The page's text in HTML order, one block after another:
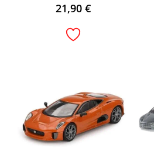
21,90€